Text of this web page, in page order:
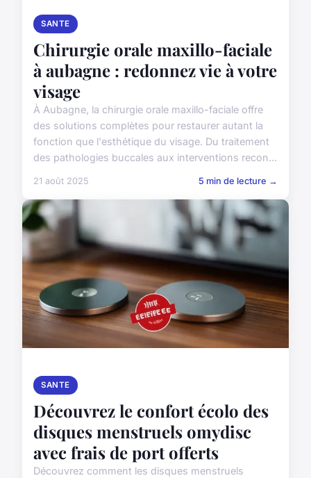
SANTE
Chirurgie orale maxillo-faciale
à aubagne : redonnez vie à votre
visage
À Aubagne, la chirurgie orale maxillo-faciale offre
des solutions complètes pour restaurer autant la
fonction que l'esthétique du visage. Du traitement
des pathologies buccales aux interventions recon...
21 août 2025 5 min de lecture →
SANTE
Découvrez le confort écolo des
disques menstruels omydisc
avec frais de port offerts
Découvrez comment les disques menstruels